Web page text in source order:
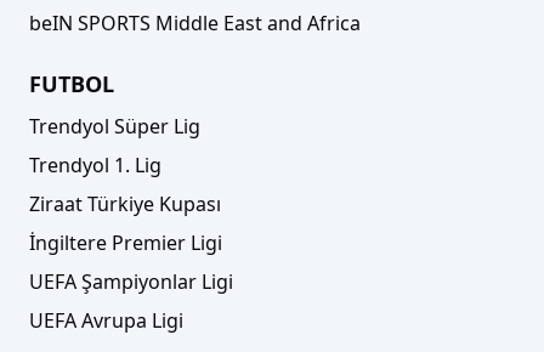
beIN SPORTS Middle East and Africa
FUTBOL
Trendyol Süper Lig
Trendyol 1. Lig
Ziraat Türkiye Kupası
İngiltere Premier Ligi
UEFA Şampiyonlar Ligi
UEFA Avrupa Ligi